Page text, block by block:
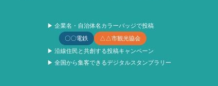
▶ 企業名・自治体名カラーバッジで投稿
〇〇電鉄
△△市観光協会
▶ 沿線住民と共創する投稿キャンペーン
▶ 全国から集客できるデジタルスタンプラリー